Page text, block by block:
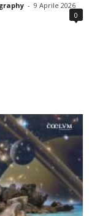
- 9 Aprile 2026
0